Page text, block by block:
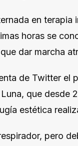
en
horas se
dar marcha
de Twitter el
que desde
estética
pero